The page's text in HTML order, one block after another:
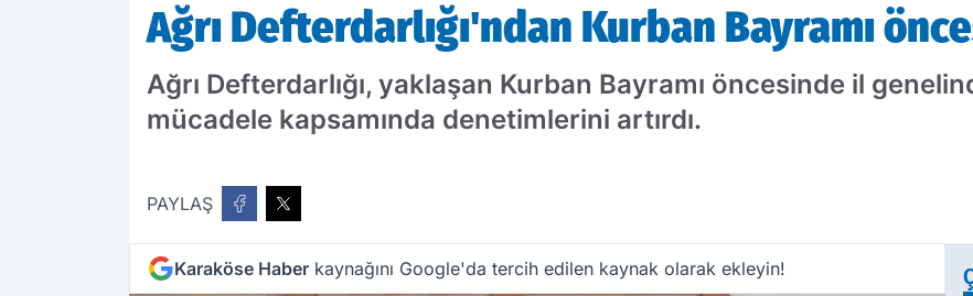
Ağrı Defterdarlığı'ndan Kurban Bayramı
Ağrı Defterdarlığı, yaklaşan Kurban Bayramı öncesinde il
mücadele kapsamında denetimlerini artırdı.
PAYLAŞ
Karaköse Haber kaynağını Google'da tercih edilen kaynak olarak ekleyin!